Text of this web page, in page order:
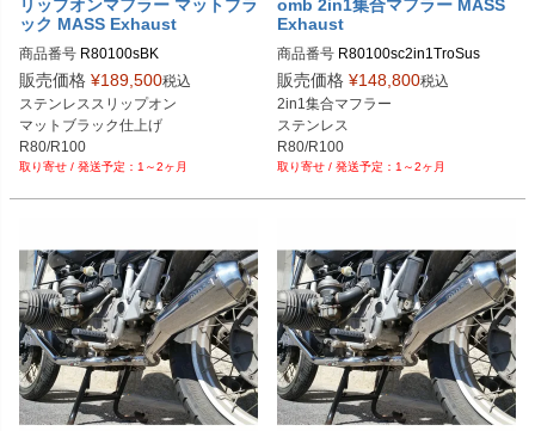
リップオンマフラー マットブラ
ック MASS Exhaust
商品番号 R80100sBK
※メーカーSKUなし
https://www.massmoto.it/prodotto/bm
w-r80100-slip-on-silencers/
マットブラック仕上げを選択してく
販売価格 ¥189,500税込
ステンレススリップオン
マットブラック仕上げ
R80/R100
1～2ヶ月
omb 2in1集合マフラー MASS
Exhaust
商品番号 R80100sc2in1TroSus
※メーカーSKUなし
https://www.massmoto.it/prodotto/kit-
2in1-semicompl-tromb-inox-curve-r8
0100r/
販売価格 ¥148,800税込
2in1集合マフラー
ステンレス
R80/R100
1～2ヶ月